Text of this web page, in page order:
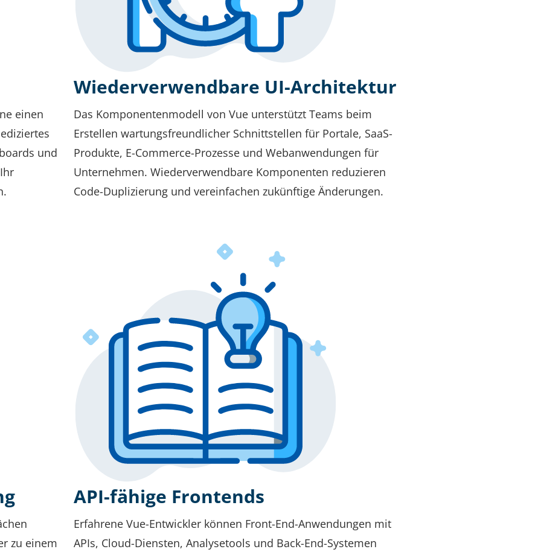
einen
und
Wiederverwendbare UI-Architektur
Das Komponentenmodell von Vue unterstützt Teams beim
Erstellen wartungsfreundlicher Schnittstellen für Portale, SaaS-
Produkte, E-Commerce-Prozesse und Webanwendungen für
Unternehmen. Wiederverwendbare Komponenten reduzieren
Code-Duplizierung und vereinfachen zukünftige Änderungen.
zu einem
API-fähige Frontends
Erfahrene Vue-Entwickler können Front-End-Anwendungen mit
APIs, Cloud-Diensten, Analysetools und Back-End-Systemen